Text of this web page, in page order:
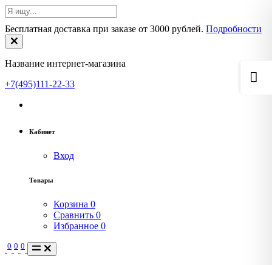
Бесплатная доставка при заказе от 3000 рублей. Подробности
Название интернет-магазина
+7(495)111-22-33
Кабинет
Вход
Товары
Корзина 0
Сравнить 0
Избранное 0
0 0 0